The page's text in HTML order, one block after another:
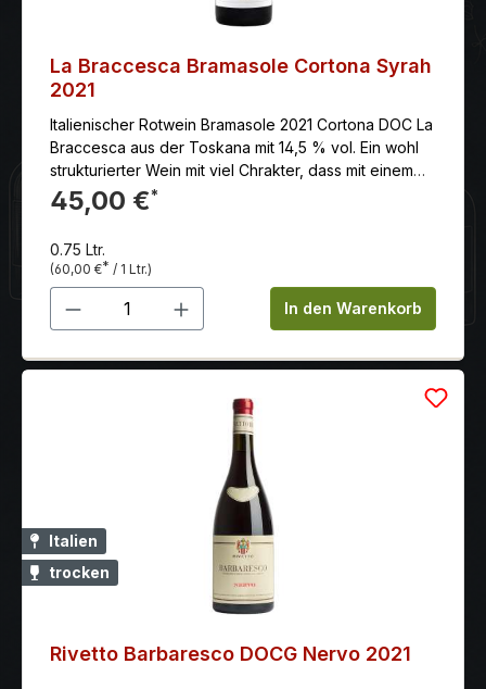
La Braccesca Bramasole Cortona Syrah
2021
Italienischer Rotwein Bramasole 2021 Cortona DOC La
Braccesca aus der Toskana mit 14,5 % vol. Ein wohl
strukturierter Wein mit viel Chrakter, dass mit einem
langen und süßen Finale begeistert.
45,00 €*
0.75 Ltr.
(60,00 €* / 1 Ltr.)
Produkt Anzahl: Gib denIn den Warenkorb
Italien
trocken
Rivetto Barbaresco DOCG Nervo 2021